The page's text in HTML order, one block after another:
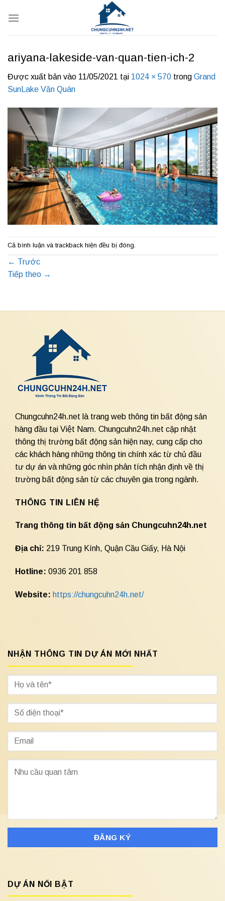
qua
ariyana-lakeside-van-quan-tien-ich-2
Được xuất bản vào 11/05/2021 tại 1024 × 570 trong Grand
SunLake Văn Quán
Cả bình luận và trackback hiện đều bị đóng.
← Trước
Tiếp theo →
Chungcuhn24h.net là trang web thông tin bất động sản
hàng đầu tại Việt Nam. Chungcuhn24h.net cập nhật
thông thị trường bất động sản hiện nay, cung cấp cho
các khách hàng những thông tin chính xác từ chủ đầu
tư dự án và những góc nhìn phân tích nhận định về thị
trường bất động sản từ các chuyên gia trong ngành.
THÔNG TIN LIÊN HỆ
Trang thông tin bất động sản Chungcuhn24h.net
Địa chỉ: 219 Trung Kính, Quận Cầu Giấy, Hà Nội
Hotline: 0936 201 858
Website: https://chungcuhn24h.net/
NHẬN THÔNG TIN DỰ ÁN MỚI NHẤT
DỰ ÁN NỔI BẬT